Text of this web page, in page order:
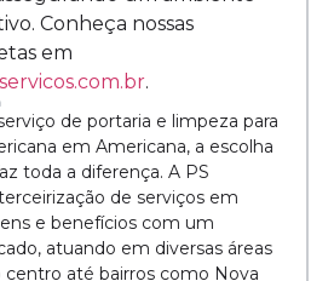
Conheça nossas
em
.
de portaria e limpeza para
em Americana, a escolha
toda a diferença. A PS
de serviços em
e benefícios com um
atuando em diversas áreas
centro até bairros como Nova